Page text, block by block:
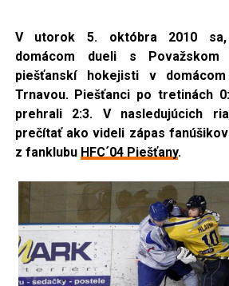
V utorok 5. októbra 2010 sa,
domácom dueli s
piešťanskíhokejisti v
Trnavou. Piešťanci po tretinách
prehrali 2:3. V nasledujúcich
prečítať ako videli zápas
z fanklubu HFC´04 Piešťany.